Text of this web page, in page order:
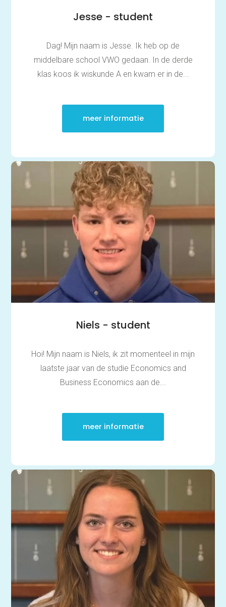
Jesse - student
Dag! Mijn naam is Jesse. Ik heb op de
middelbare school VWO gedaan. In de derde
klas koos ik wiskunde A en kwam er in de...
meer informatie
Niels - student
Hoi! Mijn naam is Niels, ik zit momenteel in mijn
laatste jaar van de studie Economics and
Business Economics aan de...
meer informatie